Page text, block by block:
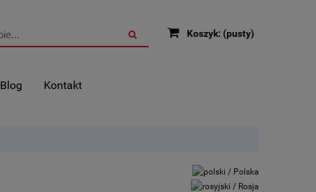
Koszyk: (pusty)
Blog Kontakt